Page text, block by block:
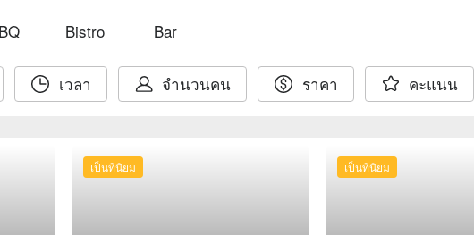
Bistro Bar
เวลา จำนวนคน ราคา คะแนน
เป็นที่นิยม เป็นที่นิยม